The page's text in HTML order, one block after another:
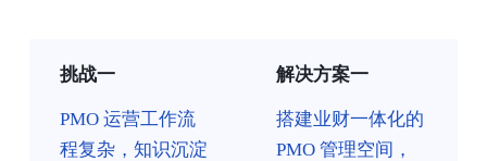
挑战一
PMO 运营工作流
程复杂，知识沉淀
解决方案一
搭建业财一体化的
PMO 管理空间，